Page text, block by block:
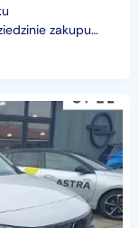
zakupu